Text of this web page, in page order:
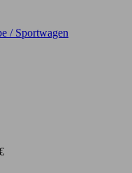
/ Sportwagen